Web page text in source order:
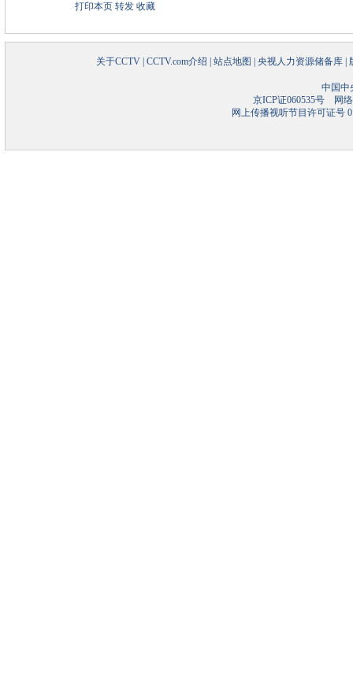
打印本页 转发 收藏
关于CCTV CCTV.com介绍 站点地图 央视人力资源储备库
中国中
京ICP证060535号网络
网上传播视听节目许可证号